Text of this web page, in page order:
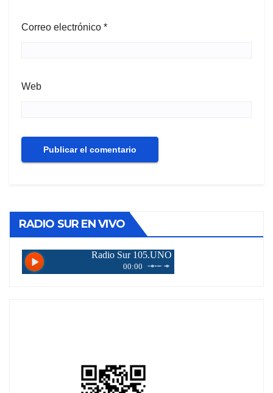
Correo electrónico *
Web
RADIO SUR EN VIVO